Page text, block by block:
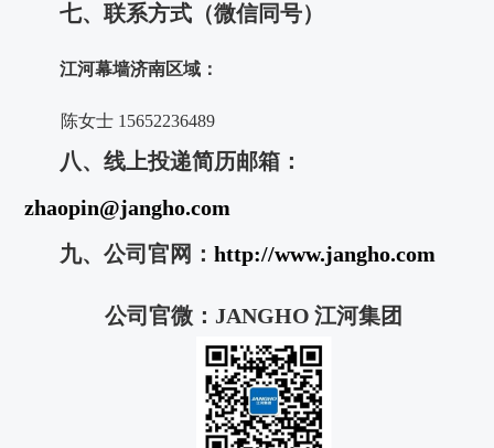
七、联系方式（微信同号）
江河幕墙济南区域：
陈女士 15652236489
八、线上投递简历邮箱：
zhaopin@jangho.com
九、公司官网：http://www.jangho.com
公司官微： JANGHO 江河集团